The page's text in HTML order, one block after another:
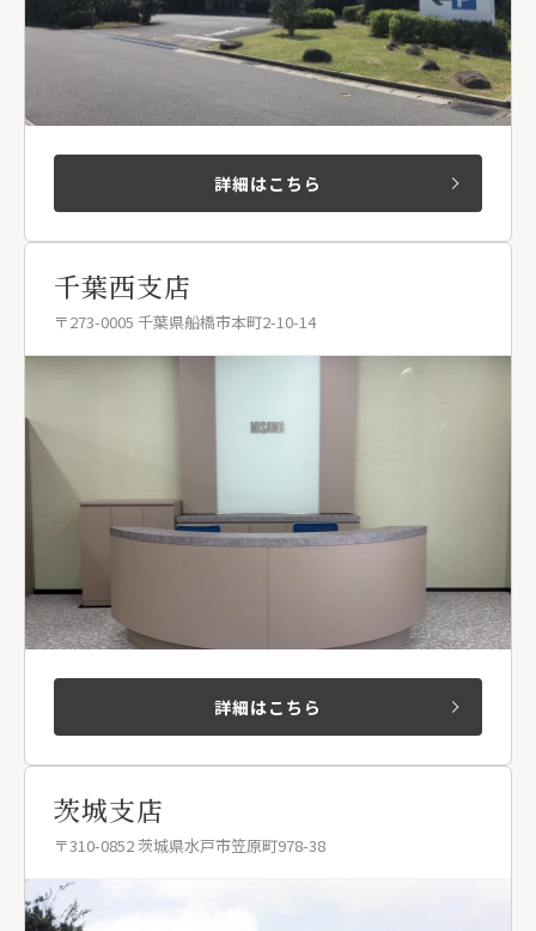
詳細はこちら
千葉西支店
〒273-0005 千葉県船橋市本町2-10-14
詳細はこちら
茨城支店
〒310-0852 茨城県水戸市笠原町978-38